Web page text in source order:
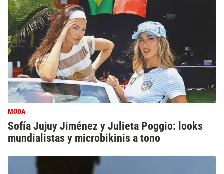
MODA
Sofía Jujuy Jiménez y Julieta Poggio: looks
mundialistas y microbikinis a tono